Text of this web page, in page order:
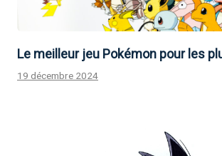
Le meilleur jeu Pokémon pour les
19 décembre 2024